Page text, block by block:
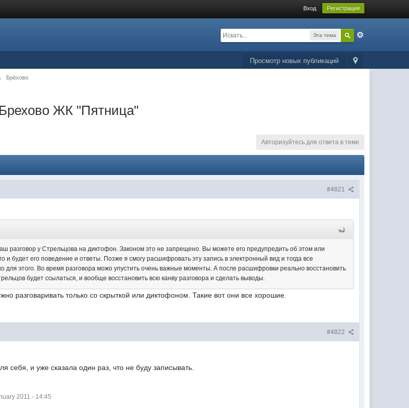
Вход Регистрация
Эта тема
Просмотр новых публикаций
Брёхово
Брехово ЖК "Пятница"
Авторизуйтесь для ответа в теме
#4821
разговор у Стрельцова на диктофон. Законом это не запрещено. Вы можете его предупредить об этом или
и будет его поведение и ответы. Позже я смогу расшифровать эту запись в электронный вид и тогда все
для этого. Во время разговора можо упустить очень важные моменты. А после расшифровки реально восстановить
будет ссылаться, и вообще восстановить всю канву разговора и сделать выводы.
разговаривать только со скрыткой или диктофоном. Такие вот они все хорошие.
#4822
себя, и уже сказала один раз, что не буду записывать.
2011 - 14:45